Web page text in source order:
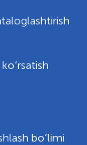
bo‘limi